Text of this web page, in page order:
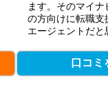
ます。そのマイ
の方向けに転職支
エージェントだと
口コミ